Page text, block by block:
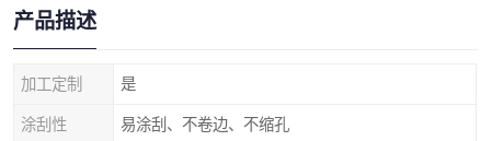
产品描述
加工定制 是
涂刮性 易涂刮、不卷边、不缩孔